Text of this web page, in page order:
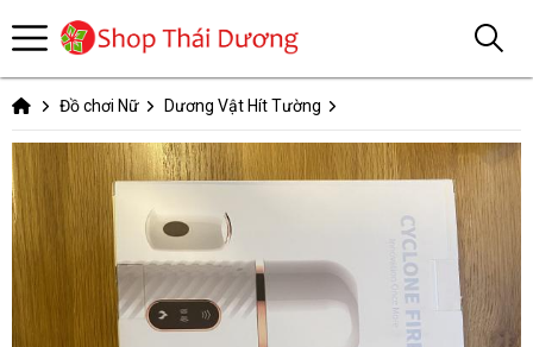
Đồ chơi Nữ Dương Vật Hít Tường